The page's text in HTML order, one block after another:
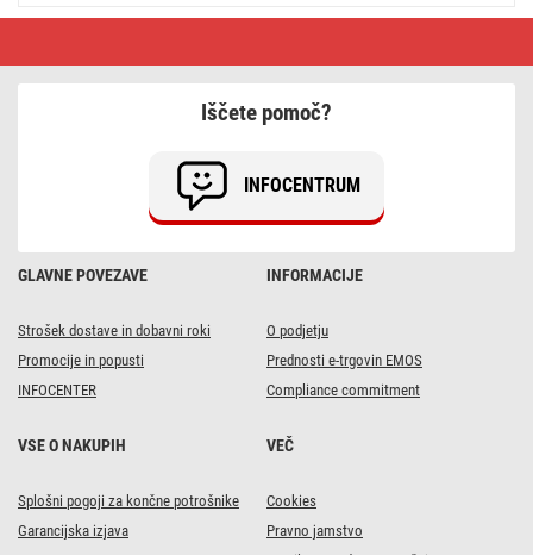
GLAVNE POVEZAVE
Strošek dostave in dobavni roki
Promocije in popusti
INFOCENTER
INFORMACIJE
O podjetju
Prednosti e-trgovin EMOS
Compliance commitment
VSE O NAKUPIH
Splošni pogoji za končne potrošnike
Garancijska izjava
VEČ
Cookies
Pravno jamstvo
Iščete pomoč?
INFOCENTRUM